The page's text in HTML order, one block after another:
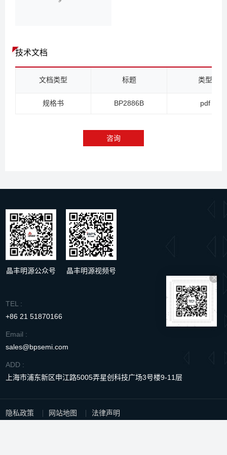
技术文档
文档类型 标题 类型
规格书 BP2886B pdf
咨询
晶丰明源公众号 晶丰明源视频号
TEL :
+86 21 51870166
Email :
sales@bpsemi.com
ADD :
上海市浦东新区申江路5005弄星创科技广场3号楼9-11层
隐私政策 网站地图 法律声明